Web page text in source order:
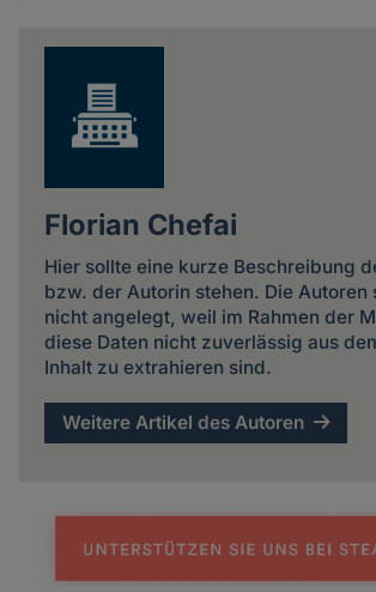
Florian Chefai
Hier sollte eine kurze Beschreibung
bzw. der Autorin stehen. Die Autoren
nicht angelegt, weil im Rahmen der
diese Daten nicht zuverlässig aus
Inhalt zu extrahieren sind.
Weitere Artikel des Autoren